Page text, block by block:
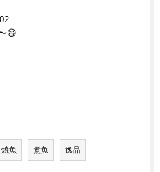
😄
焼魚 煮魚 逸品